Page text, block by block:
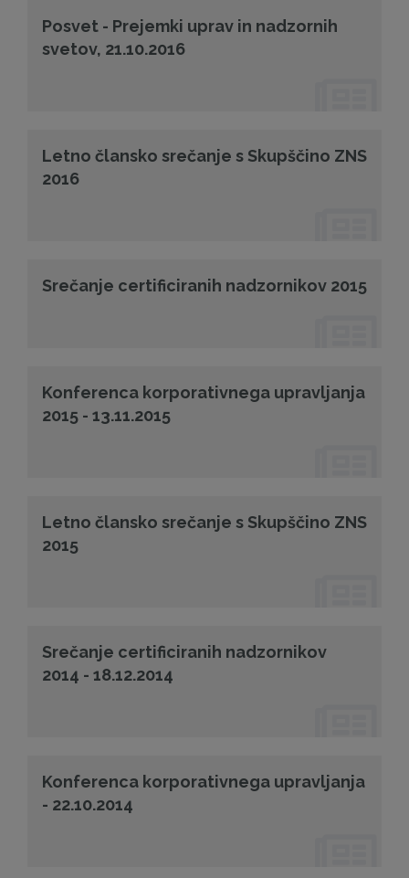
Posvet - Prejemki uprav in nadzornih
svetov, 21.10.2016
Letno člansko srečanje s Skupščino ZNS
2016
Srečanje certificiranih nadzornikov 2015
Konferenca korporativnega upravljanja
2015 - 13.11.2015
Letno člansko srečanje s Skupščino ZNS
2015
Srečanje certificiranih nadzornikov
2014 - 18.12.2014
Konferenca korporativnega upravljanja
- 22.10.2014